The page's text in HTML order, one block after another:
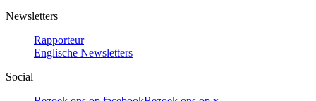
Newsletters
Rapporteur
Englische Newsletters
Social